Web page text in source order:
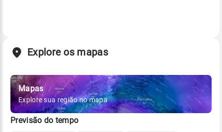
Explore os mapas
Mapas
Explore sua região no mapa
Previsão do tempo